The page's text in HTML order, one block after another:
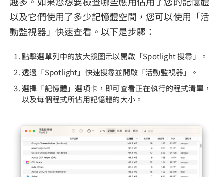
以及它們使用了多少記憶體空間，您可以使用「活
動監視器」快速查看。以下是步驟：
點擊選單列中的放大鏡圖示以開啟「Spotlight 搜尋」。
透過「Spotlight」快速搜尋並開啟「活動監視器」。
選擇「記憶體」選項卡，即可查看正在執行的程式清單，
以及每個程式所佔用記憶體的大小。